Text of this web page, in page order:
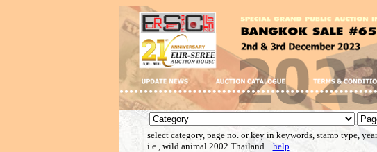
select category, page no. or key in keywords, stamp type,
i.e., wild animal 2002 Thailand help